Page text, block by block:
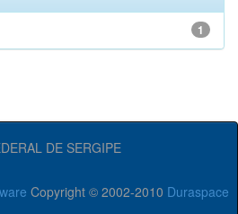
1
DE SERGIPE
Copyright © 2002-2010 Duraspace